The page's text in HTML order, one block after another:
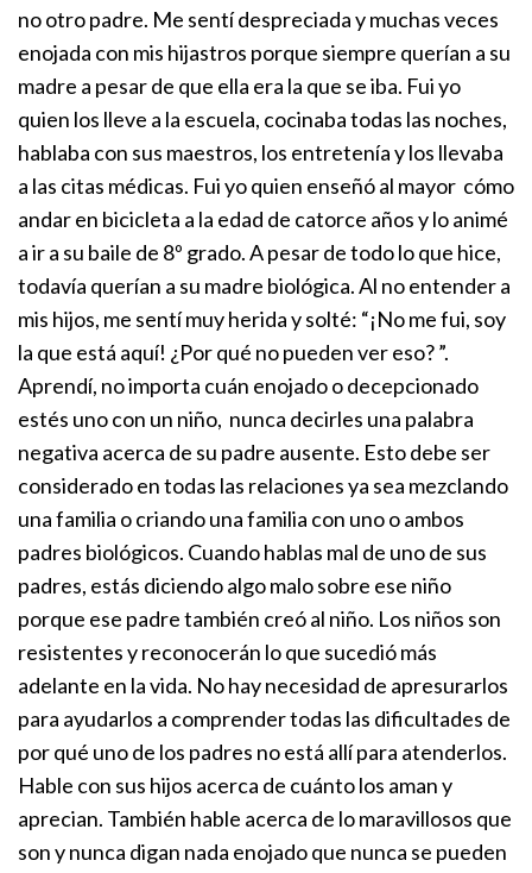
no otro padre. Me sentí despreciada y muchas veces
enojada con mis hijastros porque siempre querían a su
madre a pesar de que ella era la que se iba. Fui yo
quien los lleve a la escuela, cocinaba todas las noches,
hablaba con sus maestros, los entretenía y los llevaba
a las citas médicas. Fui yo quien enseñó al mayor cómo
andar en bicicleta a la edad de catorce años y lo animé
a ir a su baile de 8º grado. A pesar de todo lo que hice,
todavía querían a su madre biológica. Al no entender a
mis hijos, me sentí muy herida y solté: “¡No me fui, soy
la que está aquí! ¿Por qué no pueden ver eso? ”.
Aprendí, no importa cuán enojado o decepcionado
estés uno con un niño, nunca decirles una palabra
negativa acerca de su padre ausente. Esto debe ser
considerado en todas las relaciones ya sea mezclando
una familia o criando una familia con uno o ambos
padres biológicos. Cuando hablas mal de uno de sus
padres, estás diciendo algo malo sobre ese niño
porque ese padre también creó al niño. Los niños son
resistentes y reconocerán lo que sucedió más
adelante en la vida. No hay necesidad de apresurarlos
para ayudarlos a comprender todas las dificultades de
por qué uno de los padres no está allí para atenderlos.
Hable con sus hijos acerca de cuánto los aman y
aprecian. También hable acerca de lo maravillosos que
son y nunca digan nada enojado que nunca se pueden